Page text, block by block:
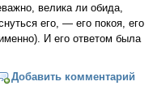
велика ли обида,
его, — его покоя, его
И его ответом была
Антоний Сурожский)
Добавить комментарий